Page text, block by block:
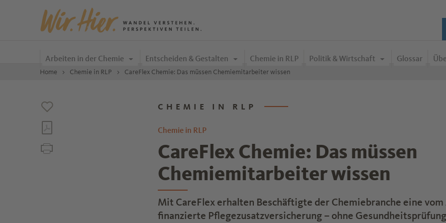
Zum Inhalt springen
Arbeiten in der Chemie Entscheiden & Gestalten Chemie in RLP Politik & Wirtschaft Glossar
Home Chemie in RLP CareFlex Chemie: Das müssen Chemiemitarbeiter wissen
CHEMIE IN RLP
Chemie in RLP
CareFlex Chemie: Das müssen
Chemiemitarbeiter wissen
Mit CareFlex erhalten Beschäftigte der Chemiebranche eine
finanzierte Pflegezusatzversicherung – ohne